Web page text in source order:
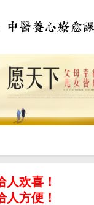
人欢喜！
人方便！